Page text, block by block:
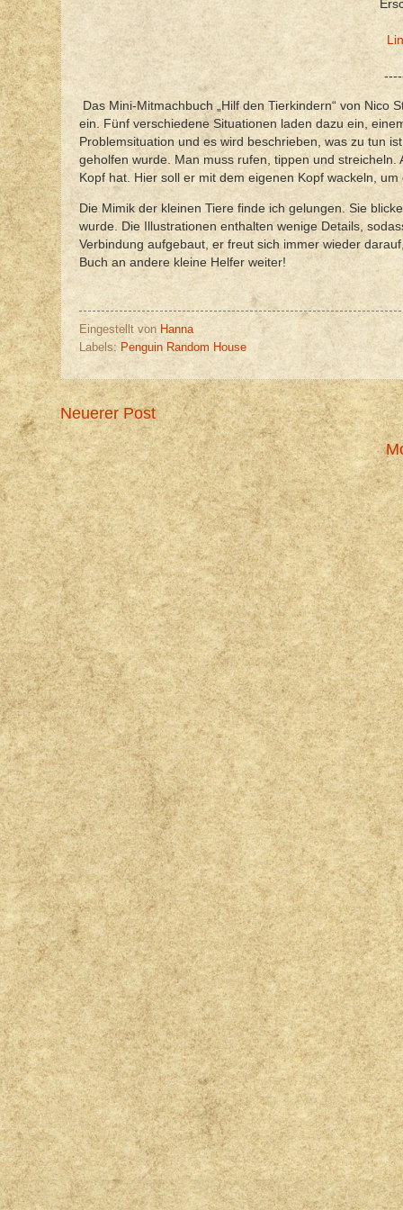
Das Mini-Mitmachbuch „Hilf den Tierkindern“ von Nico
ein. Fünf verschiedene Situationen laden dazu ein,
Problemsituation und es wird beschrieben, was zu tun
geholfen wurde. Man muss rufen, tippen und
Kopf hat. Hier soll er mit dem eigenen Kopf wackeln,
Die Mimik der kleinen Tiere finde ich gelungen. Sie
wurde. Die Illustrationen enthalten wenige Details,
Verbindung aufgebaut, er freut sich immer wieder
Buch an andere kleine Helfer weiter!
Eingestellt von Hanna
Labels: Penguin Random House
Neuerer Post